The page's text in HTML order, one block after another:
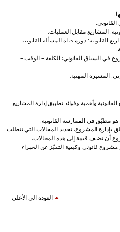
المشاريع مقابل العمليات.
القانونية: دورة حياة المسألة القانونية
في السياق القانوني: الكلفة – الوقت –
المسيرة المهنية.
وأهمية وفوائد تطبيق إدارة المشاريع
هو مطبّق في الممارسة القانونية.
بإدارة المشروع، تحديد المجالات التي تتطلب
أن تضيف قيمة إلى هذه المجالات.
قانوني وكيفية التميّز عن الخبراء
العودة الى الأعلى